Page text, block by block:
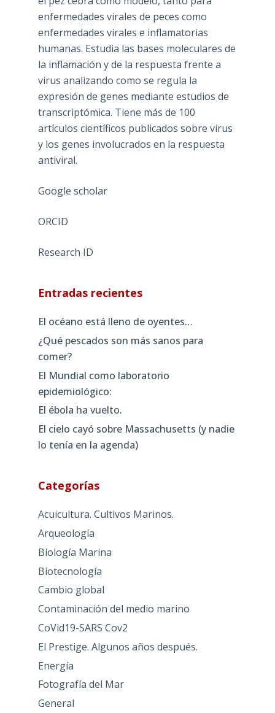
enfermedades virales de peces como
enfermedades virales e inflamatorias
humanas. Estudia las bases moleculares de
la inflamación y de la respuesta frente a
virus analizando como se regula la
expresión de genes mediante estudios de
transcriptómica. Tiene más de 100
artículos científicos publicados sobre virus
y los genes involucrados en la respuesta
antiviral.
Google scholar
ORCID
Research ID
Entradas recientes
El océano está lleno de oyentes…
¿Qué pescados son más sanos para
comer?
El Mundial como laboratorio
epidemiológico:
El ébola ha vuelto.
El cielo cayó sobre Massachusetts (y nadie
lo tenía en la agenda)
Categorías
Acuicultura. Cultivos Marinos.
Arqueología
Biología Marina
Biotecnología
Cambio global
Contaminación del medio marino
CoVid19-SARS Cov2
El Prestige. Algunos años después.
Energía
Fotografía del Mar
General